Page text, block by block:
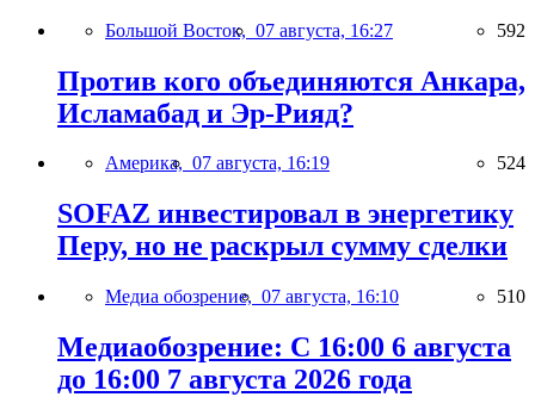
Большой Восток, 07 августа, 16:27 592
Против кого объединяются Анкара,
Исламабад и Эр-Рияд?
Америка, 07 августа, 16:19 524
SOFAZ инвестировал в энергетику
Перу, но не раскрыл сумму сделки
Медиа обозрение, 07 августа, 16:10 510
Медиаобозрение: С 16:00 6 августа
до 16:00 7 августа 2026 года